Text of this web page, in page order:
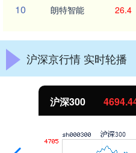
10 朗特智能 26.4
沪深京行情 实时轮播
沪深300 4694.44